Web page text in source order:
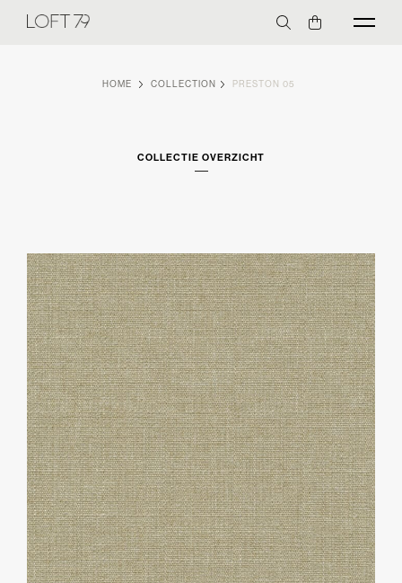
HOME COLLECTION PRESTON 05
COLLECTIE OVERZICHT